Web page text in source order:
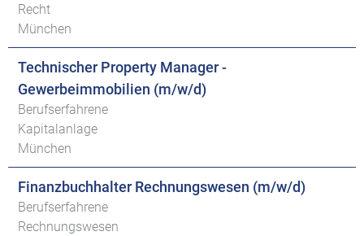
Recht
München
Technischer Property Manager -
Gewerbeimmobilien (m/w/d)
Berufserfahrene
Kapitalanlage
München
Finanzbuchhalter Rechnungswesen (m/w/d)
Berufserfahrene
Rechnungswesen